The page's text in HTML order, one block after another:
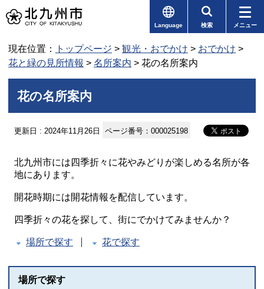
Language 検索 メニュー
現在位置： トップページ > 観光・おでかけ > おでかけ >
花と緑の見所情報 > 名所案内 > 花の名所案内
花の名所案内
更新日 : 2024年11月26日 ページ番号：000025198
北九州市には四季折々に花やみどりが楽しめる名所が各
地にあります。
開花時期には開花情報を配信しています。
四季折々の花を探して、街にでかけてみませんか？
場所で探す 花で探す
場所で探す